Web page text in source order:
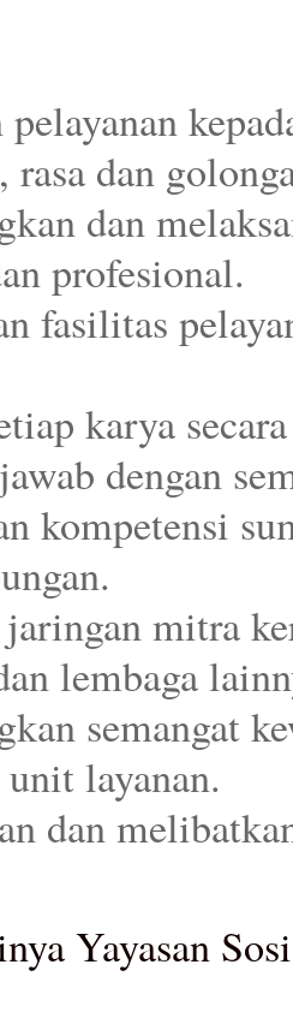
rasa dan
dan
profesional.
fasilitas
karya
dengan
kompetensi
mitra
lembaga
semangat
layanan.
dan
Yayasan